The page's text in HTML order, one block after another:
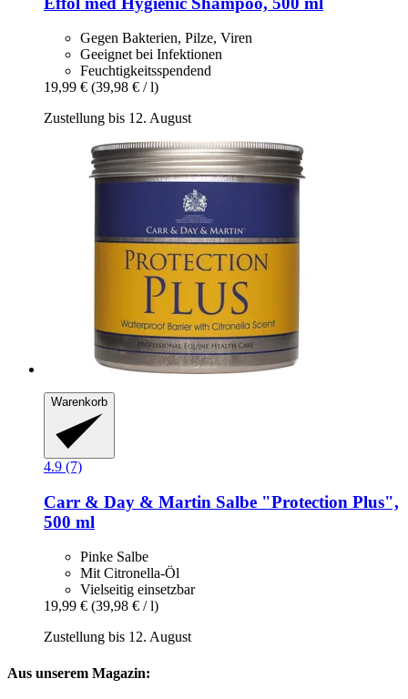
Gegen Bakterien, Pilze, Viren
Geeignet bei Infektionen
Feuchtigkeitsspendend
19,99 € (39,98 € / l)
Zustellung bis 12. August
Warenkorb
4.9 (7)
Carr & Day & Martin Salbe "Protection Plus",
500 ml
Pinke Salbe
Mit Citronella-Öl
Vielseitig einsetzbar
19,99 € (39,98 € / l)
Zustellung bis 12. August
Aus unserem Magazin: